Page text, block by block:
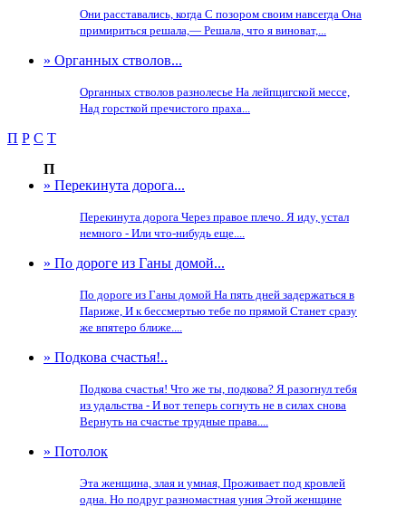
Они расставались, когда С позором своим навсегда Она
примириться решала,— Решала, что я виноват,...
» Органных стволов...
Органных стволов разнолесье На лейпцигской мессе,
Над горсткой пречистого праха...
П Р С Т
П
» Перекинута дорога...
Перекинута дорога Через правое плечо. Я иду, устал
немного - Или что-нибудь еще....
» По дороге из Ганы домой...
По дороге из Ганы домой На пять дней задержаться в
Париже, И к бессмертью тебе по прямой Станет сразу
же впятеро ближе....
» Подкова счастья!..
Подкова счастья! Что же ты, подкова? Я разогнул тебя
из удальства - И вот теперь согнуть не в силах снова
Вернуть на счастье трудные права....
» Потолок
Эта женщина, злая и умная, Проживает под кровлей
одна. Но подруг разномастная уния Этой женщине